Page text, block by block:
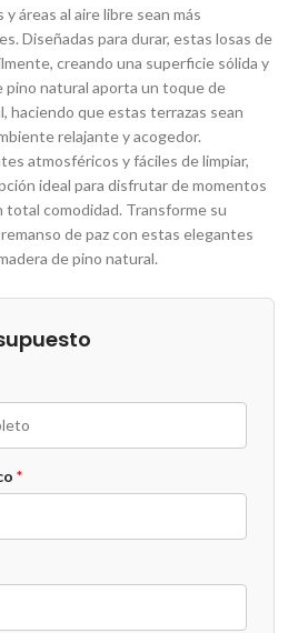
áreas al aire libre sean más
Diseñadas para durar, estas losas de
creando una superficie sólida y
pino natural aporta un toque de
haciendo que estas terrazas sean
relajante y acogedor.
atmosféricos y fáciles de limpiar,
ideal para disfrutar de momentos
total comodidad. Transforme su
de paz con estas elegantes
de pino natural.
*